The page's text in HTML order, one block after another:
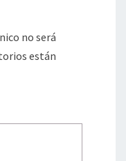
no será
están